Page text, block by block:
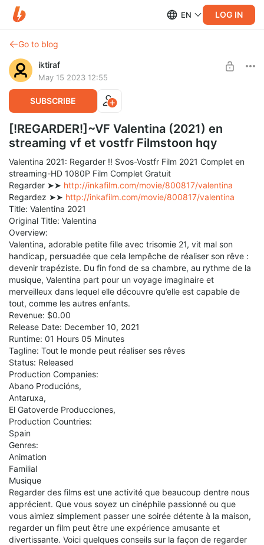
EN LOG IN
Go to blog
iktiraf
May 15 2023 12:55
SUBSCRIBE
[!REGARDER!]~VF Valentina (2021) en
streaming vf et vostfr Filmstoon hqy
Valentina 2021: Regarder !! Svos-Vostfr Film 2021 Complet en
streaming-HD 1080P Film Complet Gratuit
Regarder ➤➤ http://inkafilm.com/movie/800817/valentina
Regardez ➤➤ http://inkafilm.com/movie/800817/valentina
Title: Valentina 2021
Original Title: Valentina
Overview:
Valentina, adorable petite fille avec trisomie 21, vit mal son
handicap, persuadée que cela lempêche de réaliser son rêve :
devenir trapéziste. Du fin fond de sa chambre, au rythme de la
musique, Valentina part pour un voyage imaginaire et
merveilleux dans lequel elle découvre qu’elle est capable de
tout, comme les autres enfants.
Revenue: $0.00
Release Date: December 10, 2021
Runtime: 01 Hours 05 Minutes
Tagline: Tout le monde peut réaliser ses rêves
Status: Released
Production Companies:
Abano Producións,
Antaruxa,
El Gatoverde Producciones,
Production Countries:
Spain
Genres:
Animation
Familial
Musique
Regarder des films est une activité que beaucoup dentre nous
apprécient. Que vous soyez un cinéphile passionné ou que
vous aimiez simplement passer une soirée détente à la maison,
regarder un film peut être une expérience amusante et
divertissante. Voici quelques conseils sur la façon de regarder